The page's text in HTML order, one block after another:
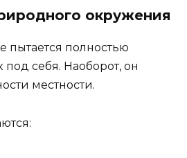
окружения
пытается полностью
под себя. Наоборот, он
местности.